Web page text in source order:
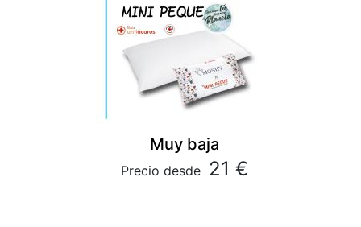
Muy baja
Precio desde 21 €